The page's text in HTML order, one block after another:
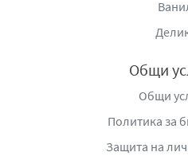
Общи
Общи
Политика за
Защита на